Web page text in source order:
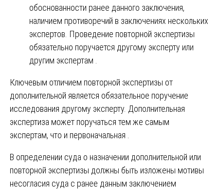
обоснованности ранее данного заключения,
наличием противоречий в заключениях нескольких
экспертов. Проведение повторной экспертизы
обязательно поручается другому эксперту или
другим экспертам .
Ключевым отличием повторной экспертизы от
дополнительной является обязательное поручение
исследования другому эксперту. Дополнительная
экспертиза может поручаться тем же самым
экспертам, что и первоначальная .
В определении суда о назначении дополнительной или
повторной экспертизы должны быть изложены мотивы
несогласия суда с ранее данным заключением